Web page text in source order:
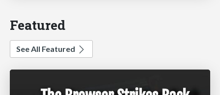
Featured
See All Featured